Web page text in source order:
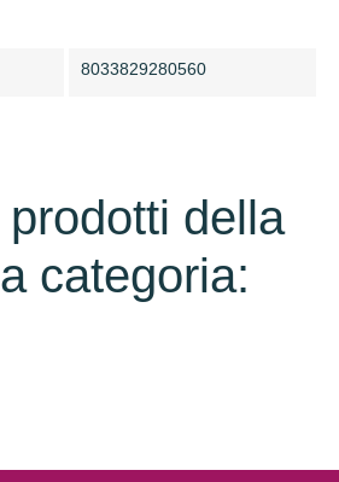
8033829280560
della
categoria: